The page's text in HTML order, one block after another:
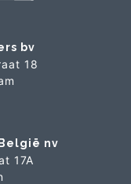
bv
18
nv
17A